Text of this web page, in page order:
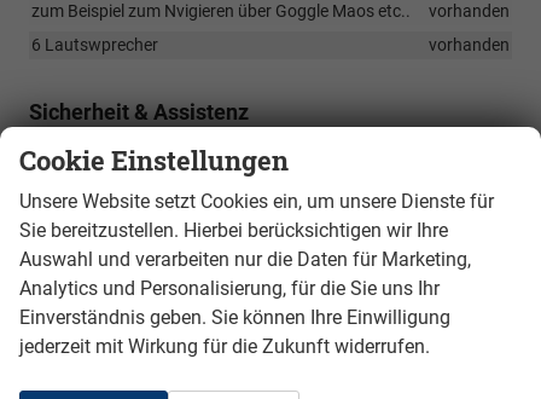
zum Beispiel zum Nvigieren über Goggle Maos etc..
vorhanden
6 Lautswprecher
vorhanden
Sicherheit & Assistenz
Full Airbag: Fahrer und Beifahrerairbag, Seitenairbags vorne,
Kopf- und Thoraxairbags für vordere und hintere Passagiere
(Vorhangsystem) Beifahrerairbag abschaltbar
vorhanden
High Beam Assist - automatisdhe Fernlichtregulierung-
aufblenden und abblenden-
vorhanden
Anfahrhilfe Assistent- Hiill Road Control-
vorhanden
Lane Assist- Spurwechsel Assistent- abbschaltbar-
vorhanden
Müdigkeitserkennung
Verkehrszeichenerkennung
Cookie Einstellungen
Unsere Website setzt Cookies ein, um unsere Dienste für
Sie bereitzustellen. Hierbei berücksichtigen wir Ihre
Auswahl und verarbeiten nur die Daten für Marketing,
Analytics und Personalisierung, für die Sie uns Ihr
Einverständnis geben. Sie können Ihre Einwilligung
jederzeit mit Wirkung für die Zukunft widerrufen.